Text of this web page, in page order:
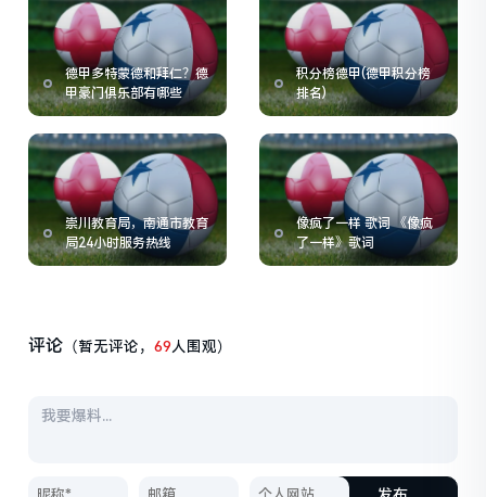
德甲多特蒙德和拜仁？德
甲豪门俱乐部有哪些
积分榜德甲(德甲积分榜
排名)
崇川教育局，南通市教育
局24小时服务热线
像疯了一样 歌词 《像疯
了一样》歌词
评论 （暂无评论，69人围观）